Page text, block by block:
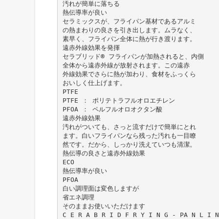
汚れが簡単に落ちる
熱伝導率が良い
セラミックスが、フライパン基材であるアルミ
の熱まわりの良さを引き出します。ムラなく、
素早く、フライパン全体に熱が行き渡ります。
遠赤外線効果を発揮
セラブリッド® フライパンが加熱されると、内側
全体から遠赤外線が放射されます。この遠赤
外線効果でさらに熱が加わり、食材をふっくら
おいしく仕上げます。
PTFE
PTFE ： ポリテトラフルオロエチレン
PFOA ： ペルフルオロオクタン酸
遠赤外線効果
汚れがついても、さっと流すだけで簡単にとれ
ます。白いフライパンなら残った汚れも一目瞭
然です。だから、しっかり洗えていつも清潔。
熱伝導の良さと遠赤外線効果
ECO
熱伝導率が良い
PFOA
白い調理面は変色しますが
省エネ調理
そのままお使いいただけます
C E R A B R I D F R Y I N G - PA N L I